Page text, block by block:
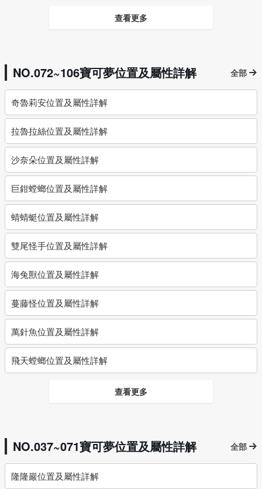
查看更多
NO.072~106寶可夢位置及屬性詳解 全部
奇魯莉安位置及屬性詳解
拉魯拉絲位置及屬性詳解
沙奈朵位置及屬性詳解
巨鉗螳螂位置及屬性詳解
蜻蜻蜓位置及屬性詳解
雙尾怪手位置及屬性詳解
海兔獸位置及屬性詳解
蔓藤怪位置及屬性詳解
萬針魚位置及屬性詳解
飛天螳螂位置及屬性詳解
查看更多
NO.037~071寶可夢位置及屬性詳解 全部
隆隆巖位置及屬性詳解